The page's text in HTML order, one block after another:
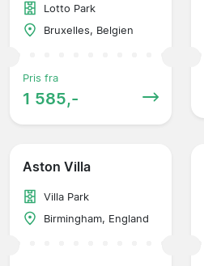
Lotto Park
Bruxelles, Belgien
Pris fra
1 585,-
Aston Villa
Villa Park
Birmingham, England